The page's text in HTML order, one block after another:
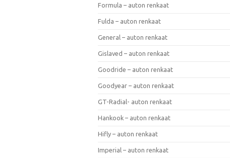
Formula – auton renkaat
Fulda – auton renkaat
General – auton renkaat
Gislaved – auton renkaat
Goodride – auton renkaat
Goodyear – auton renkaat
GT-Radial- auton renkaat
Hankook – auton renkaat
Hifly – auton renkaat
Imperial – auton renkaat